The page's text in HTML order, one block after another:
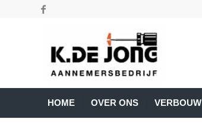
HOME OVER ONS VERBOUW